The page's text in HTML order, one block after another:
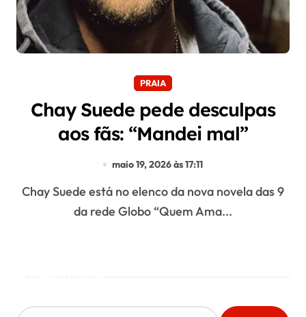
PRAIA
Chay Suede pede desculpas
aos fãs: “Mandei mal”
maio 19, 2026 às 17:11
Chay Suede está no elenco da nova novela das 9
da rede Globo “Quem Ama...